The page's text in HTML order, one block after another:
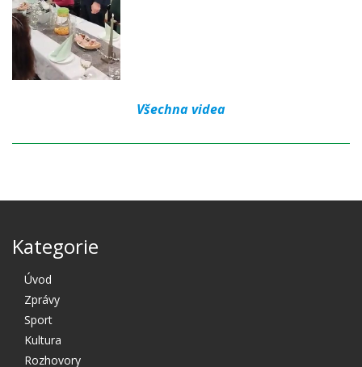
Všechna videa
Kategorie
Úvod
Zprávy
Sport
Kultura
Rozhovory